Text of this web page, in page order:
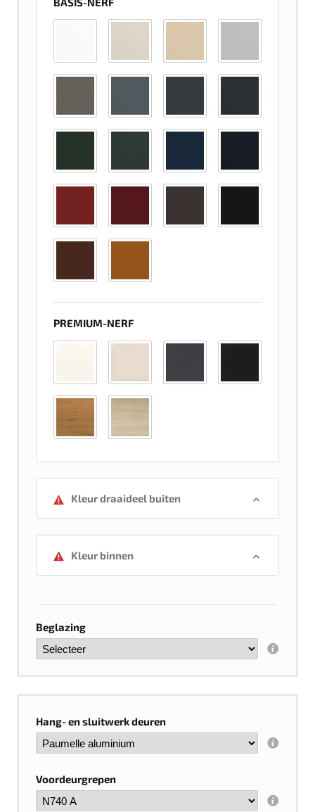
PREMIUM-NERF
Kleur draaideel buiten
Kleur binnen
Beglazing
Hang- en sluitwerk deuren
Voordeurgrepen